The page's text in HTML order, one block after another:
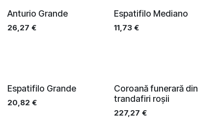
Anturio Grande
26,27 €
Espatifilo Mediano
11,73€
Espatifilo Grande
20,82 €
Coroană funerară din
trandafiri roșii
227,27 €